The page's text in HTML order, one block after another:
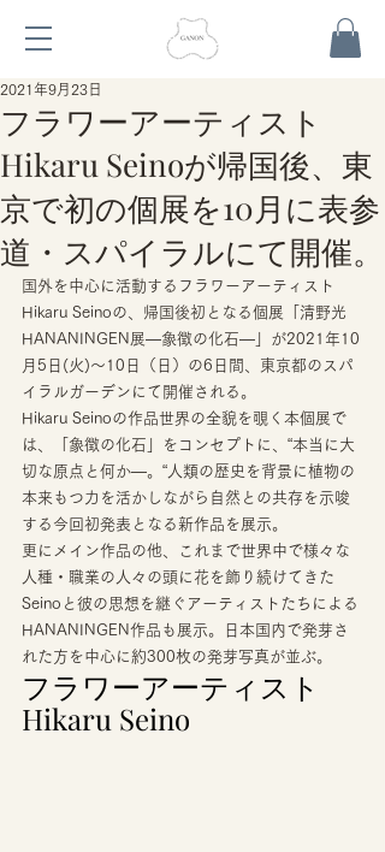
フラワーアーティスト
Hikaru Seinoが帰国後、東
京で初の個展を10月に表参
道・スパイラルにて開催。
2021年9月23日
国外を中心に活動するフラワーアーティスト
Hikaru Seinoの、帰国後初となる個展「清野光
HANANINGEN展―象徴の化石―」が2021年10
月5日(火)～10日（日）の6日間、東京都のスパ
イラルガーデンにて開催される。
Hikaru Seinoの作品世界の全貌を覗く本個展で
は、「象徴の化石」をコンセプトに、“本当に大
切な原点と何か―。“人類の歴史を背景に植物の
本来もつ力を活かしながら自然との共存を示唆
する今回初発表となる新作品を展示。
更にメイン作品の他、これまで世界中で様々な
人種・職業の人々の頭に花を飾り続けてきた
Seinoと彼の思想を継ぐアーティストたちによる
HANANINGEN作品も展示。日本国内で発芽さ
れた方を中心に約300枚の発芽写真が並ぶ。
フラワーアーティスト
Hikaru Seino